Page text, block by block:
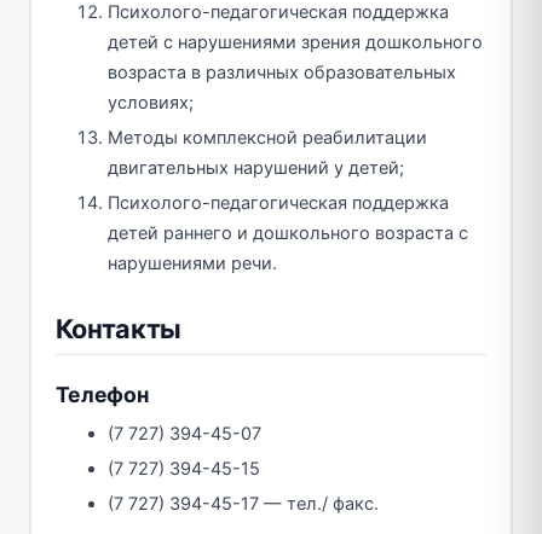
Психолого-педагогическая поддержка
детей с нарушениями зрения дошкольного
возраста в различных образовательных
условиях;
Методы комплексной реабилитации
двигательных нарушений у детей;
Психолого-педагогическая поддержка
детей раннего и дошкольного возраста с
нарушениями речи.
Контакты
Телефон
(7 727) 394-45-07
(7 727) 394-45-15
(7 727) 394-45-17 — тел./ факс.